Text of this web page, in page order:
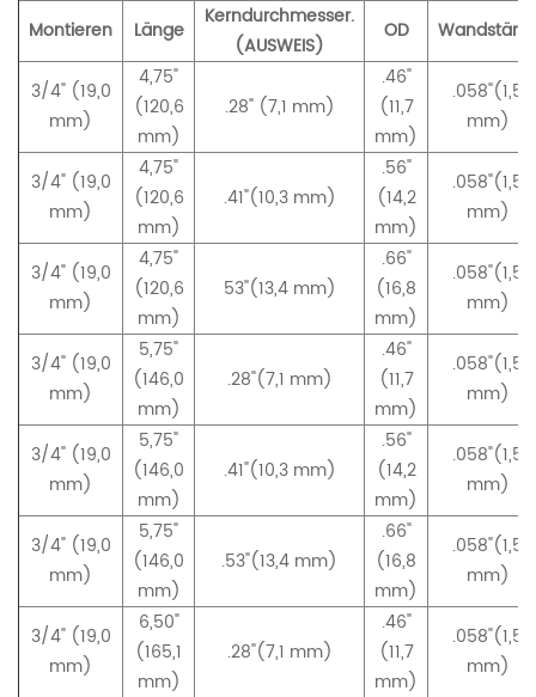
Montieren
Länge
Kerndurchmesser.
(AUSWEIS)
OD Wandstärke
3/4" (19,0
mm)
4,75"
(120,6
mm)
.28" (7,1 mm)
.46"
(11,7
mm)
.058"(1,5
mm)
3/4" (19,0
mm)
4,75"
(120,6
mm)
.41"(10,3 mm)
.56"
(14,2
mm)
.058"(1,5
mm)
3/4" (19,0
mm)
4,75"
(120,6
mm)
53"(13,4 mm)
.66"
(16,8
mm)
.058"(1,5
mm)
3/4" (19,0
mm)
5,75"
(146,0
mm)
.28"(7,1 mm)
.46"
(11,7
mm)
.058"(1,5
mm)
3/4" (19,0
mm)
5,75"
(146,0
mm)
.41"(10,3 mm)
.56"
(14,2
mm)
.058"(1,5
mm)
3/4" (19,0
mm)
5,75"
(146,0
mm)
.53"(13,4 mm)
.66"
(16,8
mm)
.058"(1,5
mm)
3/4" (19,0
mm)
6,50"
(165,1
mm)
.28"(7,1 mm)
.46"
(11,7
mm)
.058"(1,5
mm)